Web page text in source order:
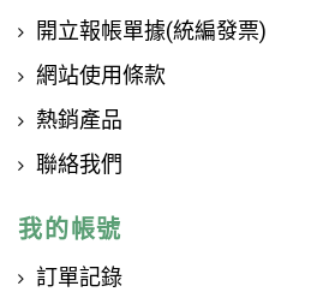
開立報帳單據(統編發票)
網站使用條款
熱銷產品
聯絡我們
我的帳號
訂單記錄